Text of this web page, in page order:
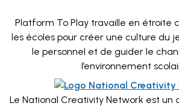
Platform To Play travaille en étroite
les écoles pour créer une culture du
le personnel et de guider le
l’environnement
Le National Creativity Network est un